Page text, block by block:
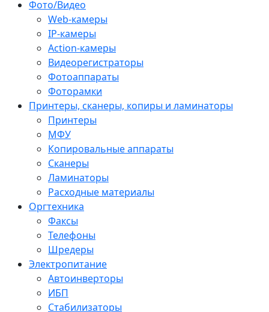
Фото/Видео
Web-камеры
IP-камеры
Action-камеры
Видеорегистраторы
Фотоаппараты
Фоторамки
Принтеры, сканеры, копиры и ламинаторы
Принтеры
МФУ
Копировальные аппараты
Сканеры
Ламинаторы
Расходные материалы
Оргтехника
Факсы
Телефоны
Шредеры
Электропитание
Автоинверторы
ИБП
Стабилизаторы